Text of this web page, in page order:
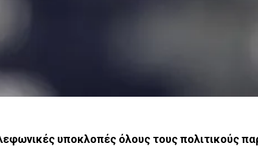
υποκλοπές όλους τους πολιτικούς